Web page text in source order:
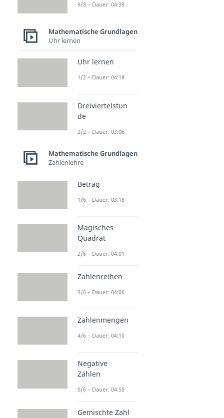
9/9 – Dauer: 04:39
Mathematische Grundlagen
Uhr lernen
Uhr lernen
1/2 – Dauer: 04:18
Dreiviertelstun
de
2/2 – Dauer: 03:06
Mathematische Grundlagen
Zahlenlehre
Betrag
1/6 – Dauer: 03:18
Magisches
Quadrat
2/6 – Dauer: 04:01
Zahlenreihen
3/6 – Dauer: 04:06
Zahlenmengen
4/6 – Dauer: 04:10
Negative
Zahlen
5/6 – Dauer: 04:55
Gemischte Zahl